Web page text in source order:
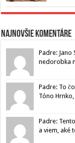
Najnovšie komentáre
Padre:
nedorobka
Padre: To
Tóno
Padre:
a viem, aké